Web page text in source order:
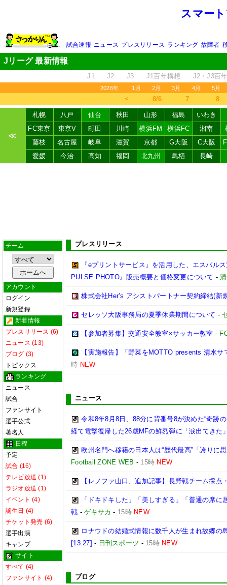
スマー
試合速報 ニュース プレスリリース ランキング 故障者
Jリーグ 最新情報
J1 J2 J3 J1百年構想 J2・J3百
2026年 1月 2月 3月 4月 5月
＜ 8/6 7 8
≪
札幌 八戸 仙台 秋田 山形 福島
いわき
FC東京
東京V 町田 川崎 横浜FM 横浜FC 湘南
藤枝
名古屋 岐阜 滋賀 京都 G大阪 C大阪
愛媛
今治 高知 福岡 北九州 鳥栖 長崎
チーム
アカウント
ログイン
新規登録
新着情報
プレスリリース (6)
ニュース (13)
ブログ (3)
トピックス
ランキング
ニュース
試合
ファンサイト
選手公式
著名人
日程
予定
試合 (16)
テレビ放送 (1)
ラジオ放送 (1)
イベント (4)
誕生日 (4)
チケット発売 (6)
選手出演
キャンプ
サイト
すべて (4)
ファンサイト (4)
プレスリリース
『eプリントサービス』を活用した、エスパル
PULSE PHOTO』販売概要と価格変更について -
株式会社Her’s アシストパートナー契約締結(新
セレッソ大阪事務局の夏季休業期間について -
【参加者募集】交通安全教室×サッカー教室 -
【実施報告】「野菜をMOTTO presents 清水
時 NEW
ニュース
令和8年8月8日、88分に背番号8が決めた“奇跡
経て電撃復帰した26歳MFの鮮烈弾に「涙出てきた
欧州名門へ移籍の日本人は“歴代最高”「誇り
Football ZONE WEB - 15時 NEW
【レノファ山口、追加記事】長野戦チーム採点
「ドキドキした」「美しすぎる」「普通の席
戦 -ゲキサカ - 15時 NEW
ロナウドの結婚式情報に数千人が生まれ故郷
[13:27] - 日刊スポーツ - 15時 NEW
ブログ